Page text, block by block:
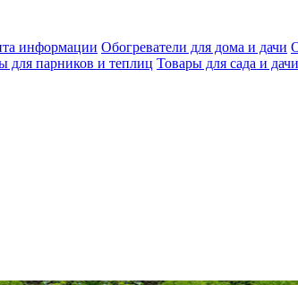
информации Обогреватели для дома и дачи
для парников и теплиц Товары для сада и дачи